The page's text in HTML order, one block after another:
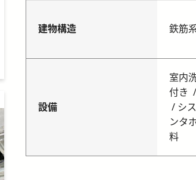
建物構造 鉄筋
設備
室内
付き
シ
ンタ
料